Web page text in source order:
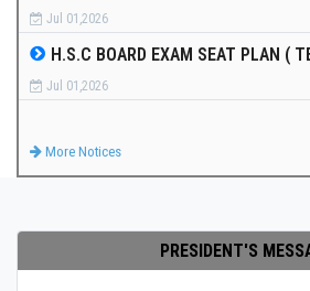
CO-CURRICULUM
RESULTS
Jul 01,2026
H.S.C BOARD EXAM SEAT PLAN (
Jul 01,2026
More Notices
PRESIDENT'S